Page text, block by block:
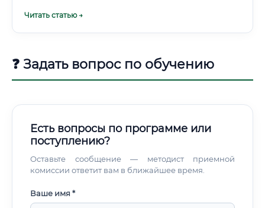
для международных полетов). 📊 Специализированное
Читать статью →
❓ Задать вопрос по обучению
Есть вопросы по программе или
поступлению?
Оставьте сообщение — методист приемной
комиссии ответит вам в ближайшее время.
Ваше имя *